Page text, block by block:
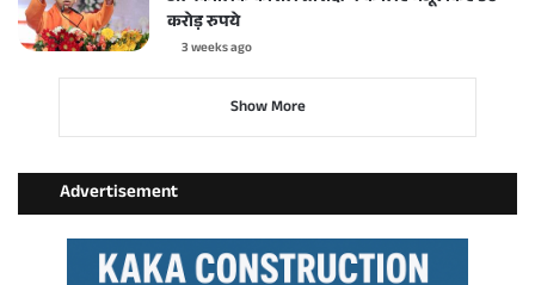
करोड़ रुपये
3 weeks ago
Show More
Advertisement